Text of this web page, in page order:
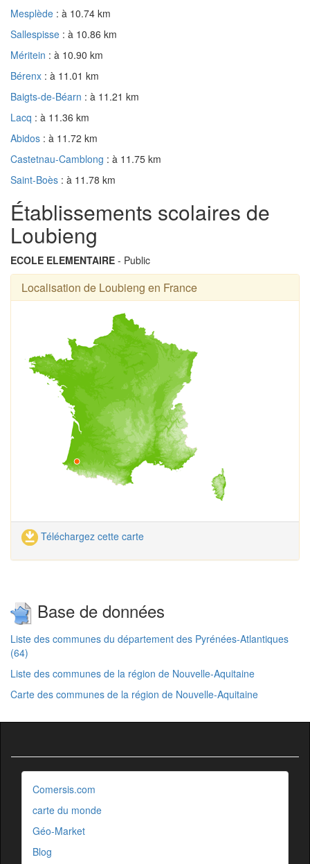
Mesplède : à 10.74 km
Sallespisse : à 10.86 km
Méritein : à 10.90 km
Bérenx : à 11.01 km
Baigts-de-Béarn : à 11.21 km
Lacq : à 11.36 km
Abidos : à 11.72 km
Castetnau-Camblong : à 11.75 km
Saint-Boès : à 11.78 km
Établissements scolaires de
Loubieng
ECOLE ELEMENTAIRE - Public
Localisation de Loubieng en France
Téléchargez cette carte
Base de données
Liste des communes du département des Pyrénées-Atlantiques
(64)
Liste des communes de la région de Nouvelle-Aquitaine
Carte des communes de la région de Nouvelle-Aquitaine
Comersis.com
carte du monde
Géo-Market
Blog